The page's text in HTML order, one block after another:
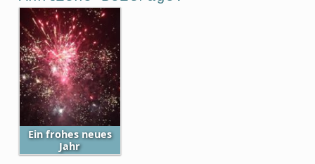
Ein frohes neues
Jahr